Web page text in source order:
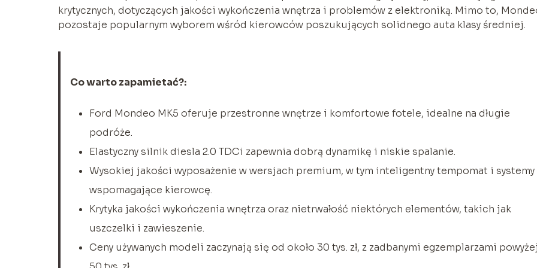
krytycznych, dotyczących jakości wykończenia wnętrza i problemów z elektroniką. Mimo to,
pozostaje popularnym wyborem wśród kierowców poszukujących solidnego auta klasy średniej.
Co warto zapamietać?:
Ford Mondeo MK5 oferuje przestronne wnętrze i komfortowe fotele, idealne na długie
podróże.
Elastyczny silnik diesla 2.0 TDCi zapewnia dobrą dynamikę i niskie spalanie.
Wysokiej jakości wyposażenie w wersjach premium, w tym inteligentny tempomat i systemy
wspomagające kierowcę.
Krytyka jakości wykończenia wnętrza oraz nietrwałość niektórych elementów, takich jak
uszczelki i zawieszenie.
Ceny używanych modeli zaczynają się od około 30 tys. zł, z zadbanymi egzemplarzami